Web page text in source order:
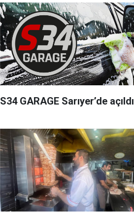
S34 GARAGE Sarıyer’de açıldı